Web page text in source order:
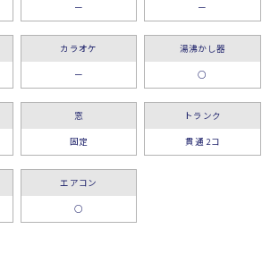
ー ー
カラオケ
ー
湯沸かし器
○
窓
固定
トランク
貫通 2コ
エアコン
○